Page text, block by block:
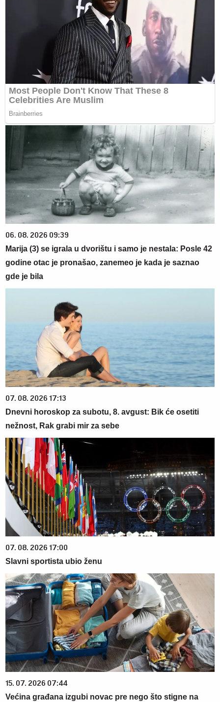
06. 08. 2026 09:39
Marija (3) se igrala u dvorištu i samo je nestala: Posle 42
godine otac je pronašao, zanemeo je kada je saznao
gde je bila
07. 08. 2026 17:13
Dnevni horoskop za subotu, 8. avgust: Bik će osetiti
nežnost, Rak grabi mir za sebe
07. 08. 2026 17:00
Slavni sportista ubio ženu
15. 07. 2026 07:44
Većina građana izgubi novac pre nego što stigne na